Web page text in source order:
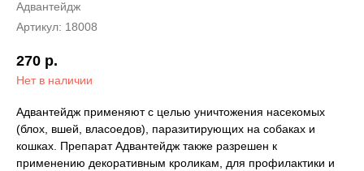
Адвантейдж
Артикул: 18008
270 р.
Нет в наличии
Адвантейдж применяют с целью уничтожения насекомых
(блох, вшей, власоедов), паразитирующих на собаках и
кошках. Препарат Адвантейдж также разрешен к
применению декоративным кроликам, для профилактики и